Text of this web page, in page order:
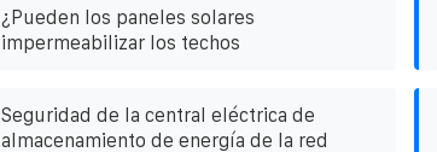
¿Pueden los paneles solares
impermeabilizar los techos
Seguridad de la central eléctrica de
almacenamiento de energía de la red